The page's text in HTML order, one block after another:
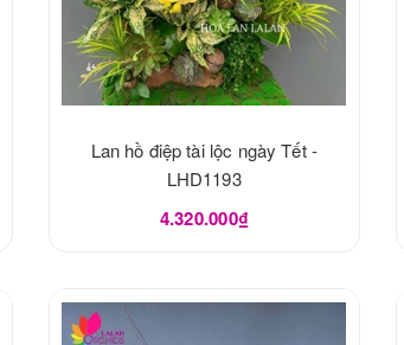
Lan hồ điệp tài lộc ngày Tết -
LHD1193
4.320.000₫